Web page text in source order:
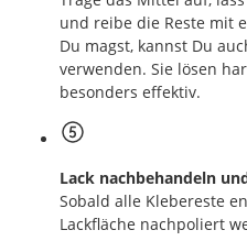
und reibe die Reste mit
Du magst, kannst Du
verwenden. Sie lösen
besonders effektiv.
Lack nachbehandeln
Sobald alle Klebereste
Lackfläche nachpoliert